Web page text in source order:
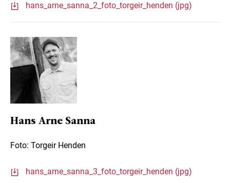
hans_arne_sanna_2_foto_torgeir_henden (jpg)
Hans Arne Sanna
Foto: Torgeir Henden
hans_arne_sanna_3_foto_torgeir_henden (jpg)